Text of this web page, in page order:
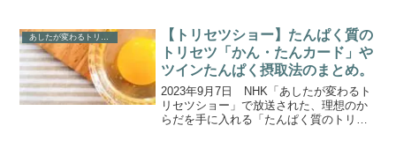
超高級ブランデーチョコレートアイス●ほ
ろ苦いカカ...
あしたが変わるトリセツショー
【トリセツショー】たんぱく質の
トリセツ「かん・たんカード」や
ツインたんぱく摂取法のまとめ。
2023年9月7日 NHK「あしたが変わるト
リセツショー」で放送された、理想のか
らだを手に入れる「たんぱく質のトリセ